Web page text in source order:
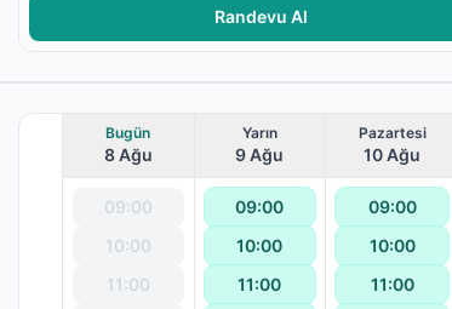
Randevu Al
Bugün
8 Ağu
09:00
10:00
11:00
Yarın
9 Ağu
09:00
10:00
11:00
Pazartesi
10 Ağu
09:00
10:00
11:00